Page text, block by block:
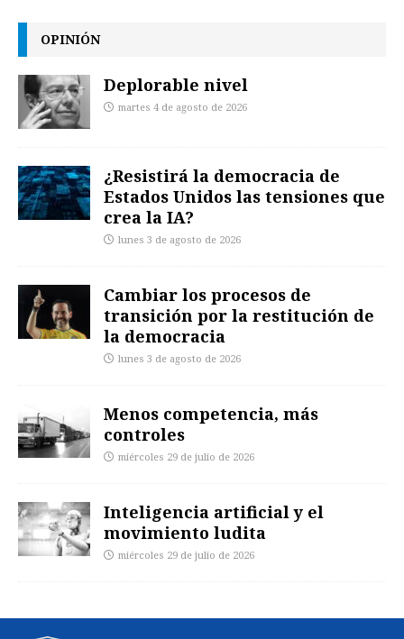
OPINIÓN
Deplorable nivel
martes 4 de agosto de 2026
¿Resistirá la democracia de
Estados Unidos las tensiones que
crea la IA?
lunes 3 de agosto de 2026
Cambiar los procesos de
transición por la restitución de
la democracia
lunes 3 de agosto de 2026
Menos competencia, más
controles
miércoles 29 de julio de 2026
Inteligencia artificial y el
movimiento ludita
miércoles 29 de julio de 2026